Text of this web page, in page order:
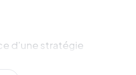
d’une stratégie